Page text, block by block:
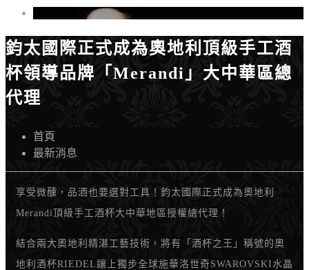
鈞太國際正式成為奧地利頂級手工酒
杯領導品牌「Merandi」大中華區總
代理
首頁
最新消息
享受微醺，品酒也要選對工具！鈞太國際正式成為奧地利
Merandi頂級手工酒杯大中華地區授權總代理！
結合兩大奧地利精湛工藝技術，將有「酒杯之王」稱號的奧
地利酒杯RIEDEL鑲上獨步全球施華洛世奇SWAROVSKI水晶